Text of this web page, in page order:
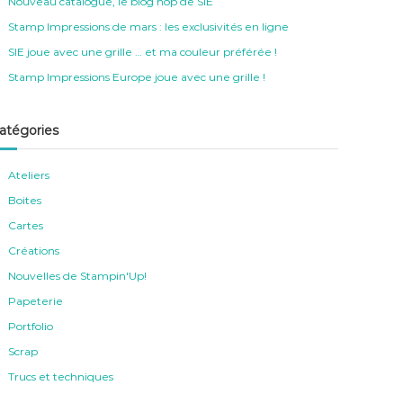
Stamp Impressions de mars : les exclusivités en ligne
SIE joue avec une grille … et ma couleur préférée !
Stamp Impressions Europe joue avec une grille !
Ateliers
Boites
Cartes
Créations
Nouvelles de Stampin'Up!
Papeterie
Portfolio
Scrap
Trucs et techniques